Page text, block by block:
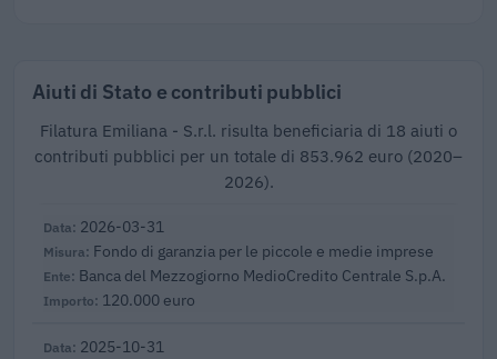
Aiuti di Stato e contributi pubblici
Filatura Emiliana - S.r.l. risulta beneficiaria di 18 aiuti o
contributi pubblici per un totale di 853.962 euro (2020–
2026).
2026-03-31
Fondo di garanzia per le piccole e medie imprese
Banca del Mezzogiorno MedioCredito Centrale S.p.A.
120.000 euro
2025-10-31